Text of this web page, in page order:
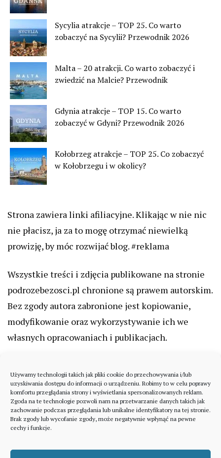
Używamy technologii takich jak pliki cookie do przechowywania i/lub
uzyskiwania dostępu do informacji o urządzeniu. Robimy to w celu poprawy
komfortu przeglądania strony i wyświetlania spersonalizowanych reklam.
Zgoda na te technologie pozwoli nam na przetwarzanie danych takich jak
zachowanie podczas przeglądania lub unikalne identyfikatory na tej stronie.
Brak zgody lub wycofanie zgody, może negatywnie wpłynąć na pewne
cechy i funkcje.
Sycylia atrakcje – TOP 25. Co warto
zobaczyć na Sycylii? Przewodnik 2026
Malta – 20 atrakcji. Co warto zobaczyć i
zwiedzić na Malcie? Przewodnik
Gdynia atrakcje – TOP 15. Co warto
zobaczyć w Gdyni? Przewodnik 2026
Kołobrzeg atrakcje – TOP 25. Co zobaczyć
w Kołobrzegu i w okolicy?
Strona zawiera linki afiliacyjne. Klikając w nie nic
nie płacisz, ja za to mogę otrzymać niewielką
prowizję, by móc rozwijać blog. #reklama
Wszystkie treści i zdjęcia publikowane na stronie
podrozebezosci.pl chronione są prawem autorskim.
Bez zgody autora zabronione jest kopiowanie,
modyfikowanie oraz wykorzystywanie ich we
własnych opracowaniach i publikacjach.